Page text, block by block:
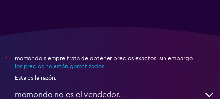
*
momondo siempre trata de obtener precios exactos, sin embargo,
los precios no están garantizados
Esta es la razón:
momondo no es el vendedor.